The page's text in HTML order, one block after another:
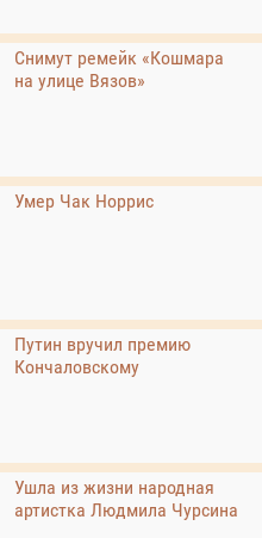
Снимут ремейк «Кошмара
на улице Вязов»
Умер Чак Норрис
Путин вручил премию
Кончаловскому
Ушла из жизни народная
артистка Людмила Чурсина